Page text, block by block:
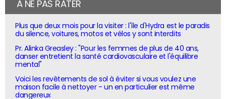
À NE PAS RATER
Plus que deux mois pour la visiter : l'île d'Hydra est le paradis
du silence, voitures, motos et vélos y sont interdits
Pr. Alinka Greasley : "Pour les femmes de plus de 40 ans,
danser entretient la santé cardiovasculaire et l'équilibre
mental"
Voici les revêtements de sol à éviter si vous voulez une
maison facile à nettoyer - un en particulier est même
dangereux